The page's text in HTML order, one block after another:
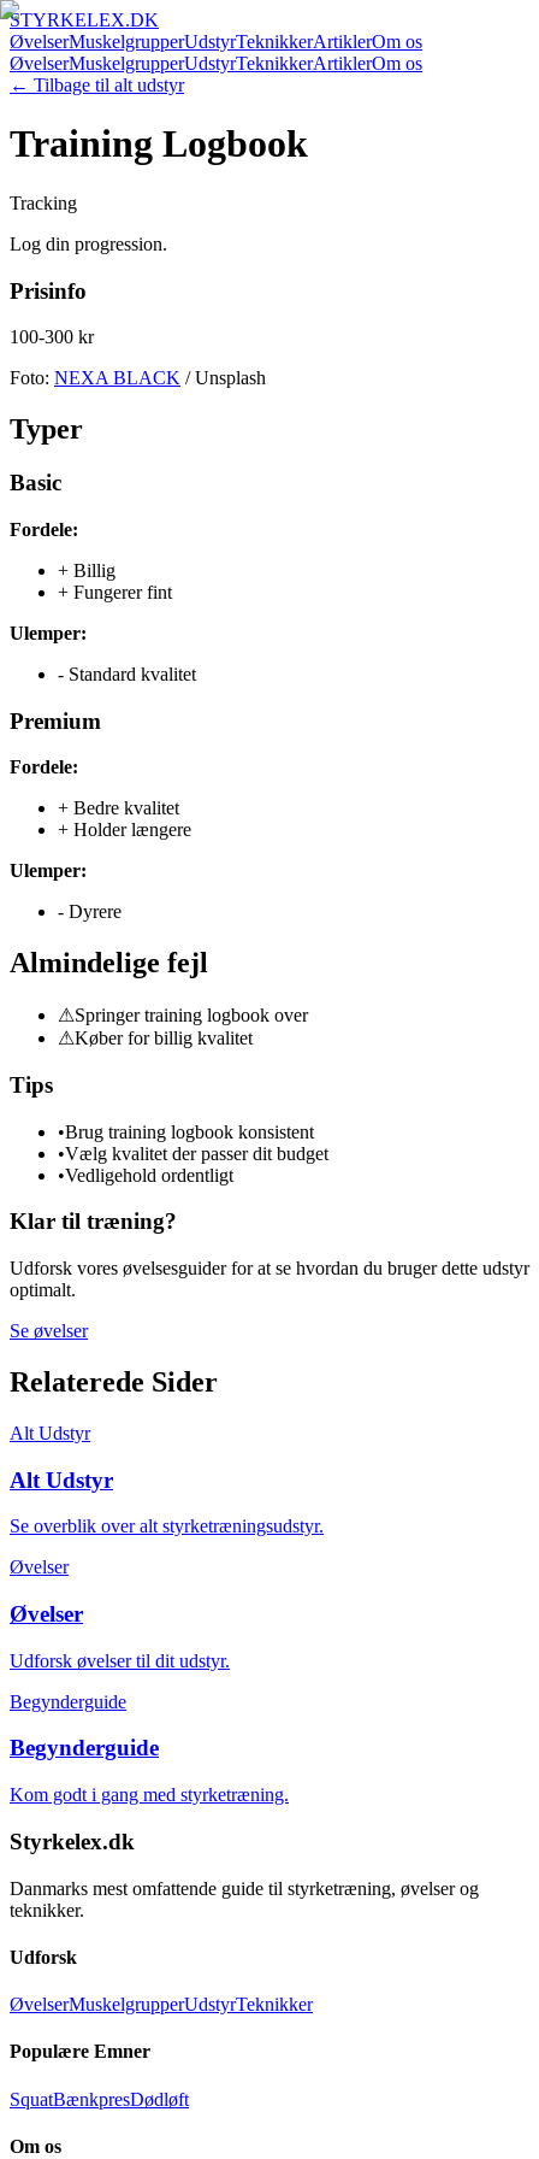
STYRKELEX.DK
ØvelserMuskelgrupperUdstyrTeknikkerArtiklerOm os
ØvelserMuskelgrupperUdstyrTeknikkerArtiklerOm os
← Tilbage til alt udstyr
Training Logbook
Tracking
Log din progression.
Prisinfo
100-300 kr
Foto: NEXA BLACK / Unsplash
Typer
Basic
Fordele:
+ Billig
+ Fungerer fint
Ulemper:
- Standard kvalitet
Premium
Fordele:
+ Bedre kvalitet
+ Holder længere
Ulemper:
- Dyrere
Almindelige fejl
⚠Springer training logbook over
⚠Køber for billig kvalitet
Tips
•Brug training logbook konsistent
•Vælg kvalitet der passer dit budget
•Vedligehold ordentligt
Klar til træning?
Udforsk vores øvelsesguider for at se hvordan du bruger dette udstyr
optimalt.
Se øvelser
Relaterede Sider
Alt Udstyr
Alt Udstyr
Se overblik over alt styrketræningsudstyr.
Øvelser
Øvelser
Udforsk øvelser til dit udstyr.
Begynderguide
Begynderguide
Kom godt i gang med styrketræning.
Styrkelex.dk
Danmarks mest omfattende guide til styrketræning, øvelser og
teknikker.
Udforsk
ØvelserMuskelgrupperUdstyrTeknikker
Populære Emner
SquatBænkpresDødløft
Om os